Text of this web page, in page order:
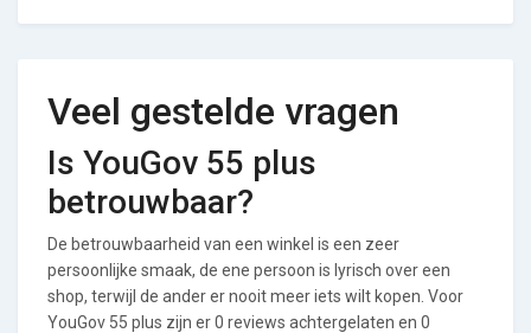
Veel gestelde vragen
Is YouGov 55 plus
betrouwbaar?
De betrouwbaarheid van een winkel is een zeer
persoonlijke smaak, de ene persoon is lyrisch over een
shop, terwijl de ander er nooit meer iets wilt kopen. Voor
YouGov 55 plus zijn er 0 reviews achtergelaten en 0